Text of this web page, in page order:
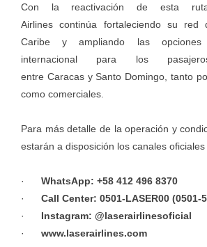
Con la reactivación de esta
Airlines continúa fortaleciendo su
Caribe y ampliando las opciones
internacional para los
entre Caracas y Santo Domingo, tanto
como comerciales.
Para más detalle de la operación y
estarán a disposición los canales
· WhatsApp: +58 412 496 8370
· Call Center: 0501-LASER00 (0501-
· Instagram: @laserairlinesoficial
· www.laserairlines.com